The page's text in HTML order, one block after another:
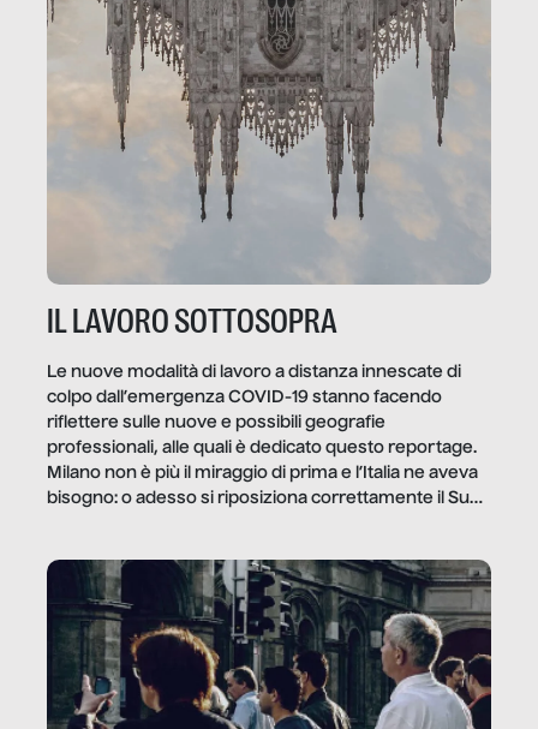
IL LAVORO SOTTOSOPRA
Le nuove modalità di lavoro a distanza innescate di
colpo dall’emergenza COVID-19 stanno facendo
riflettere sulle nuove e possibili geografie
professionali, alle quali è dedicato questo reportage.
Milano non è più il miraggio di prima e l’Italia ne aveva
bisogno: o adesso si riposiziona correttamente il Sud